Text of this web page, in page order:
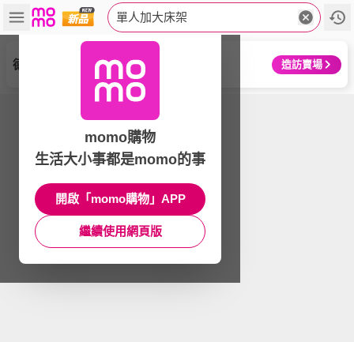
單人加大床架
德國Emma 造訪賣場
momo購物
生活大小事都是momo的事
開啟「momo購物」APP
繼續使用網頁版